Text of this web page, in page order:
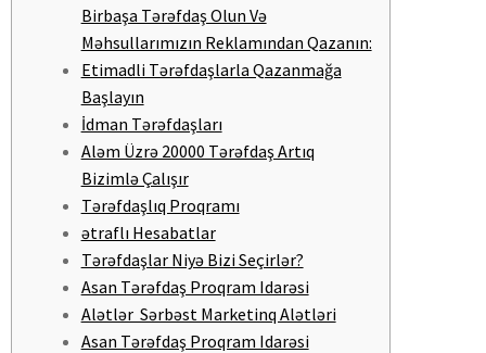
Birbaşa Tərəfdaş Olun Və
Məhsullarımızın Reklamından Qazanın:
Etimadli Tərəfdaşlarla Qazanmağa
Başlayın
İdman Tərəfdaşları
Aləm Üzrə 20000 Tərəfdaş Artıq
Bizimlə Çalışır
Tərəfdaşlıq Proqramı
ətraflı Hesabatlar
Tərəfdaşlar Niyə Bizi Seçirlər?
Asan Tərəfdaş Proqram Idarəsi
Alətlər Sərbəst Marketinq Alətləri
Asan Tərəfdaş Proqram Idarəsi